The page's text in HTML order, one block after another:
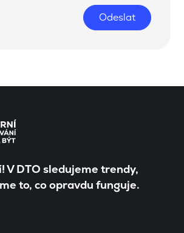
Odeslat
V DTO sledujeme trendy,
to, co opravdu funguje.